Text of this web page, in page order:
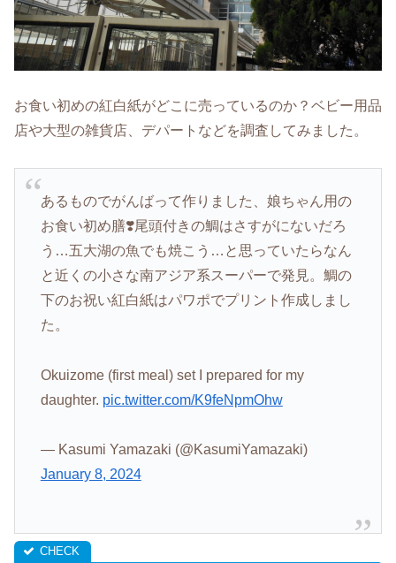
お食い初めの紅白紙がどこに売っているのか？ベビー用品
店や大型の雑貨店、デパートなどを調査してみました。
あるものでがんばって作りました、娘ちゃん用の
お食い初め膳❣️尾頭付きの鯛はさすがにないだろ
う…五大湖の魚でも焼こう…と思っていたらなん
と近くの小さな南アジア系スーパーで発見。鯛の
下のお祝い紅白紙はパワポでプリント作成しまし
た。
Okuizome (first meal) set I prepared for my
daughter. pic.twitter.com/K9feNpmOhw
— Kasumi Yamazaki (@KasumiYamazaki)
January 8, 2024